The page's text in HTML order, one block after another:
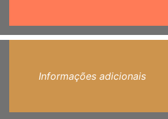
Informações adicionais